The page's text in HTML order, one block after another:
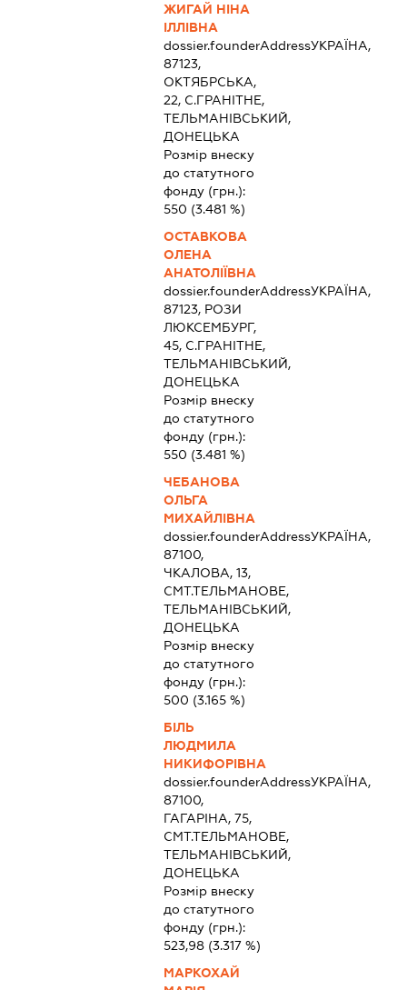
ЖИГАЙ НІНА
ІЛЛІВНА
dossier.founderAddressУКРАЇНА,
87123,
ОКТЯБРСЬКА,
22, С.ГРАНІТНЕ,
ТЕЛЬМАНІВСЬКИЙ,
ДОНЕЦЬКА
Розмір внеску
до статутного
фонду (грн.):
550 (3.481 %)
ОСТАВКОВА
ОЛЕНА
АНАТОЛІЇВНА
dossier.founderAddressУКРАЇНА,
87123, РОЗИ
ЛЮКСЕМБУРГ,
45, С.ГРАНІТНЕ,
ТЕЛЬМАНІВСЬКИЙ,
ДОНЕЦЬКА
Розмір внеску
до статутного
фонду (грн.):
550 (3.481 %)
ЧЕБАНОВА
ОЛЬГА
МИХАЙЛІВНА
dossier.founderAddressУКРАЇНА,
87100,
ЧКАЛОВА, 13,
СМТ.ТЕЛЬМАНОВЕ,
ТЕЛЬМАНІВСЬКИЙ,
ДОНЕЦЬКА
Розмір внеску
до статутного
фонду (грн.):
500 (3.165 %)
БІЛЬ
ЛЮДМИЛА
НИКИФОРІВНА
dossier.founderAddressУКРАЇНА,
87100,
ГАГАРІНА, 75,
СМТ.ТЕЛЬМАНОВЕ,
ТЕЛЬМАНІВСЬКИЙ,
ДОНЕЦЬКА
Розмір внеску
до статутного
фонду (грн.):
523,98(3.317 %)
МАРКОХАЙ